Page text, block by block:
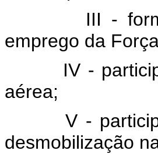
III -
emprego da
IV -
aérea;
V -
desmobilização